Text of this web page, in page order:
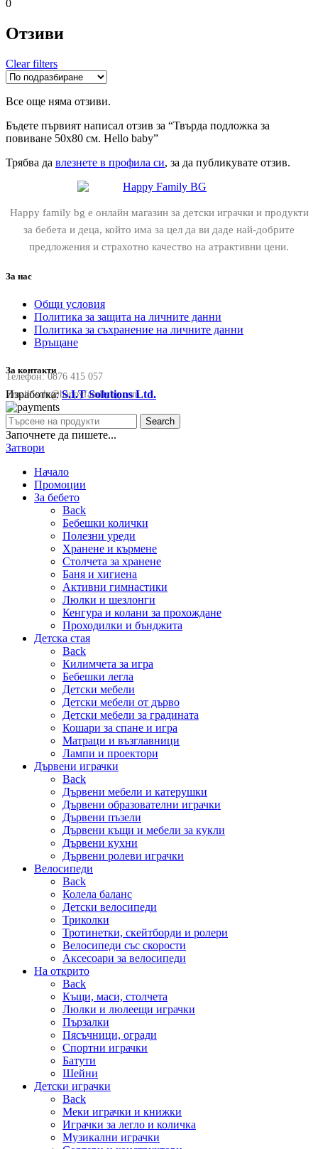
0
Отзиви
Clear filters
Все още няма отзиви.
Бъдете първият написал отзив за “Твърда подложка за
повиване 50х80 см. Hello baby”
Трябва да влезнете в профила си, за да публикувате отзив.
Happy family bg е онлайн магазин за детски играчки и продукти
за бебета и деца, който има за цел да ви даде най-добрите
предложения и страхотно качество на атрактивни цени.
За нас
Общи условия
Политика за защита на личните данни
Политика за съхранение на личните данни
Връщане
За контакти
Телефон:0876 415 057
Email:sale@happyfamilybg.com
Изработка:S.I.T Solutions Ltd.
Search
Започнете да пишете...
Затвори
Начало
Промоции
За бебето
Back
Бебешки колички
Полезни уреди
Хранене и кърмене
Столчета за хранене
Баня и хигиена
Активни гимнастики
Люлки и шезлонги
Кенгура и колани за прохождане
Проходилки и бънджита
Детска стая
Back
Килимчета за игра
Бебешки легла
Детски мебели
Детски мебели от дърво
Детски мебели за градината
Кошари за спане и игра
Матраци и възглавници
Лампи и проектори
Дървени играчки
Back
Дървени мебели и катерушки
Дървени образователни играчки
Дървени пъзели
Дървени къщи и мебели за кукли
Дървени кухни
Дървени ролеви играчки
Велосипеди
Back
Колела баланс
Детски велосипеди
Триколки
Тротинетки, скейтборди и ролери
Велосипеди със скорости
Аксесоари за велосипеди
На открито
Back
Къщи, маси, столчета
Люлки и люлеещи играчки
Пързалки
Пясъчници, огради
Спортни играчки
Батути
Шейни
Детски играчки
Back
Меки играчки и книжки
Играчки за легло и количка
Музикални играчки